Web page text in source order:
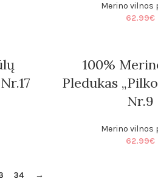
Merino vilnos
62.99€
100%
Pledukas
Nr.9
Merino vilnos
62.99€
34 →